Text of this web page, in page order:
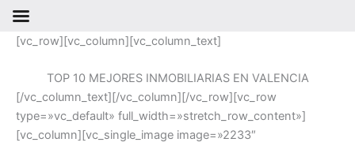
contenido
[vc_row][vc_column][vc_column_text]
TOP 10 MEJORES INMOBILIARIAS EN VALENCIA
[/vc_column_text][/vc_column][/vc_row][vc_row
type=»vc_default» full_width=»stretch_row_content»]
[vc_column][vc_single_image image=»2233″